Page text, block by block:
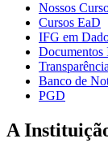
Nossos
Cursos EaD
IFG em
Documentos
Transparência
Banco de
PGD
A